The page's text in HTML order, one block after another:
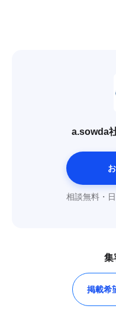
a.sowda
相談無料・
集
掲載希